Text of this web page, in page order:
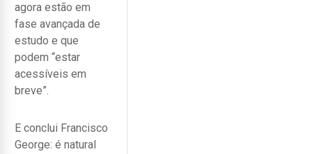
agora estão em
fase avançada de
estudo e que
podem “estar
acessíveis em
breve”.
E conclui Francisco
George: é natural